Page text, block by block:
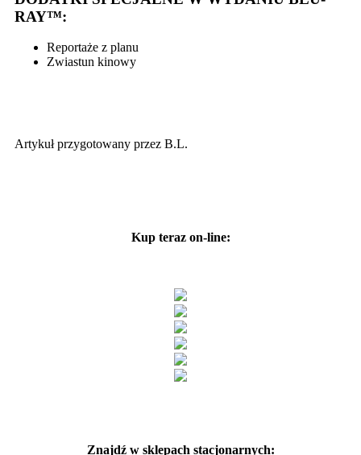
RAY™:
Reportaże z planu
Zwiastun kinowy
Artykuł przygotowany przez B.L.
Kup teraz on-line:
Znajdź w sklepach stacjonarnych: